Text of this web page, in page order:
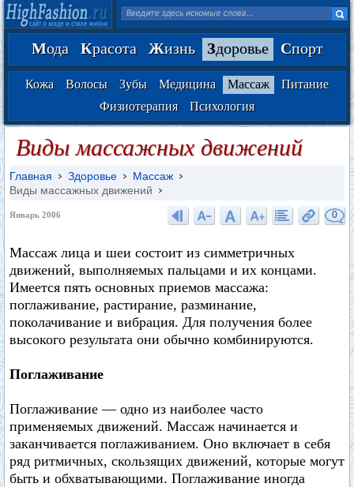
Мода Красота Жизнь Здоровье Спорт
Кожа Волосы Зубы Медицина Массаж
Питание
Физиотерапия
Психология
Виды массажных движений
Главная Здоровье
Массаж
Виды массажных движений
Январь 2006 0
Массаж лица и шеи состоит из симметричных
движений, выполняемых пальцами и их концами.
Имеется пять основных приемов массажа:
поглаживание, растирание, разминание,
поколачивание и вибрация. Для получения более
высокого результата они обычно комбинируются.
Поглаживание
Поглаживание — одно из наиболее часто
применяемых движений. Массаж начинается и
заканчивается поглаживанием. Оно включает в себя
ряд ритмичных, скользящих движений, которые могут
быть и обхватывающими. Поглаживание иногда